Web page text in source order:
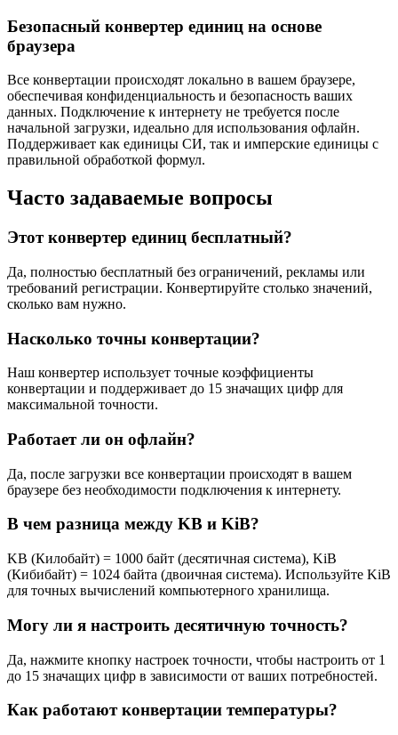
Безопасный конвертер единиц на основе
браузера
Все конвертации происходят локально в вашем браузере,
обеспечивая конфиденциальность и безопасность ваших
данных. Подключение к интернету не требуется после
начальной загрузки, идеально для использования офлайн.
Поддерживает как единицы СИ, так и имперские единицы с
правильной обработкой формул.
Часто задаваемые вопросы
Этот конвертер единиц бесплатный?
Да, полностью бесплатный без ограничений, рекламы или
требований регистрации. Конвертируйте столько значений,
сколько вам нужно.
Насколько точны конвертации?
Наш конвертер использует точные коэффициенты
конвертации и поддерживает до 15 значащих цифр для
максимальной точности.
Работает ли он офлайн?
Да, после загрузки все конвертации происходят в вашем
браузере без необходимости подключения к интернету.
В чем разница между KB и KiB?
KB (Килобайт) = 1000 байт (десятичная система), KiB
(Кибибайт) = 1024 байта (двоичная система). Используйте KiB
для точных вычислений компьютерного хранилища.
Могу ли я настроить десятичную точность?
Да, нажмите кнопку настроек точности, чтобы настроить от 1
до 15 значащих цифр в зависимости от ваших потребностей.
Как работают конвертации температуры?